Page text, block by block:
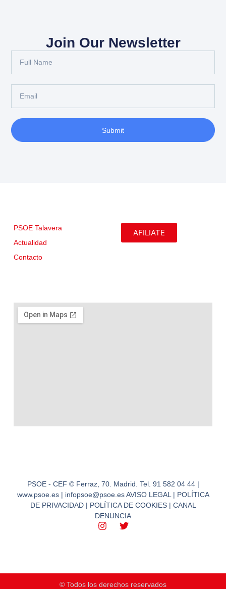
Join Our Newsletter
Submit
PSOE - CEF © Ferraz, 70. Madrid. Tel. 91 582 04 44 |
www.psoe.es | infopsoe@psoe.es AVISO LEGAL | POLÍTICA
DE PRIVACIDAD | POLÍTICA DE COOKIES | CANAL
DENUNCIA
PSOE Talavera
Actualidad
Contacto
AFILIATE
© Todos los derechos reservados